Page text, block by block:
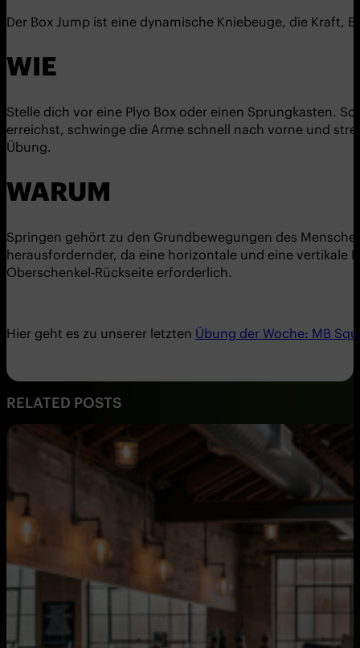
Der Box Jump ist eine dynamische Kniebeuge, die Kraft,
WIE
Stelle dich vor eine Plyo Box oder einen Sprungkasten.
erreichst, schwinge die Arme schnell nach vorne und
Übung.
WARUM
Springen gehört zu den Grundbewegungen des
herausfordernder, da eine horizontale und eine vertikale
Oberschenkel-Rückseite erforderlich.
Hier geht es zu unserer letzten Übung der Woche: MB
RELATED POSTS